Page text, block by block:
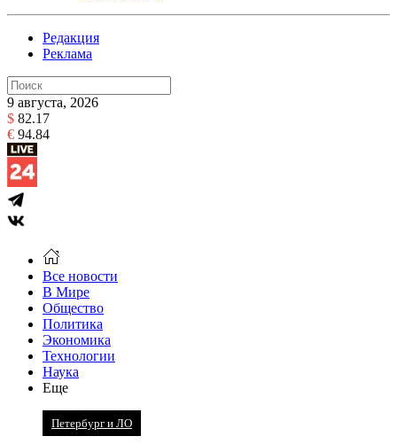
Редакция
Реклама
9 августа, 2026
$ 82.17
€ 94.84
Все новости
В Мире
Общество
Политика
Экономика
Технологии
Наука
Еще
Петербург и ЛО